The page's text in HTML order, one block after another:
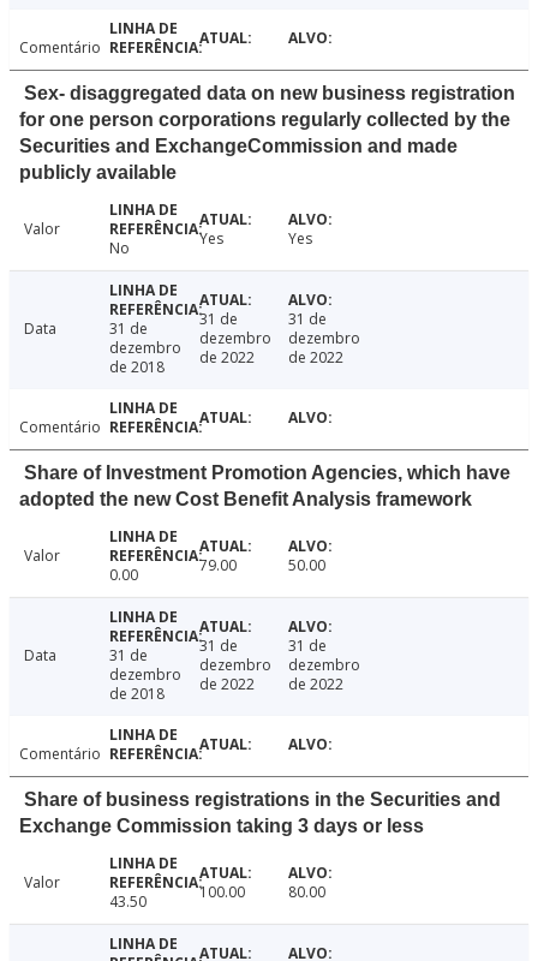
Comentário
Sex- disaggregated data on new business registration
for one person corporations regularly collected by the
Securities and ExchangeCommission and made
publicly available
Valor
No
Yes Yes
Data
31 de
dezembro
de 2018
31 de
dezembro
de 2022
31 de
dezembro
de 2022
Comentário
Share of Investment Promotion Agencies, which have
adopted the new Cost Benefit Analysis framework
Valor
0.00
79.00 50.00
Data
31 de
dezembro
de 2018
31 de
dezembro
de 2022
31 de
dezembro
de 2022
Comentário
Share of business registrations in the Securities and
Exchange Commission taking 3 days or less
Valor
43.50
100.00 80.00